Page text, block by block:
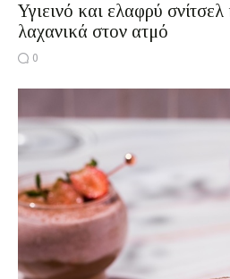
Υγιεινό και ελαφρύ
λαχανικά στον ατμό
0